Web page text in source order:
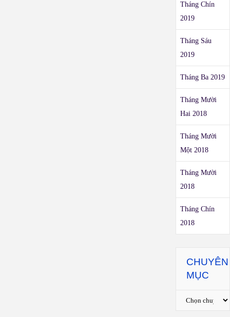
Tháng Chín
2019
Tháng Sáu
2019
Tháng Ba 2019
Tháng Mười
Hai 2018
Tháng Mười
Một 2018
Tháng Mười
2018
Tháng Chín
2018
CHUYÊN
MỤC
Chuyên